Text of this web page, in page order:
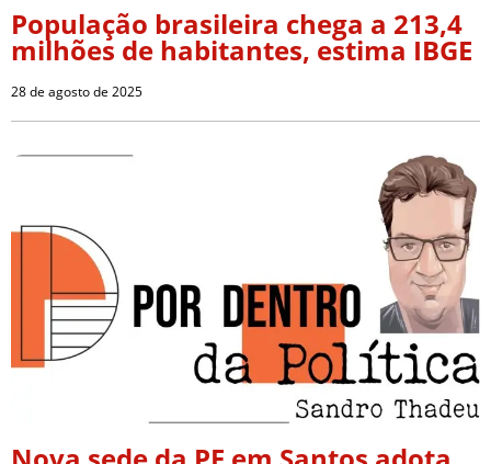
População brasileira chega a 213,4
milhões de habitantes, estima IBGE
28 de agosto de 2025